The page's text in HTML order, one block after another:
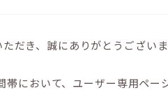
だき、誠にありがとうございま
において、ユーザー専用ペー